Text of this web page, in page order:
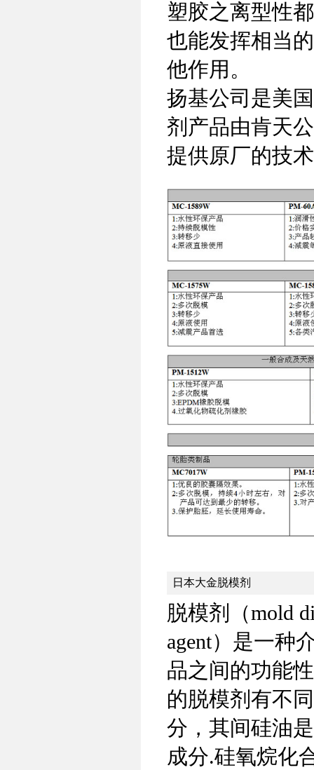
塑胶之离型性
也能发挥相当
他作用。
扬基公司是美
剂产品由肯天
提供原厂的技
日本大金脱模剂
脱模剂（mold
agent）是一种
品之间的功能
的脱模剂有不
分，其间硅油
成分.硅氧烷化